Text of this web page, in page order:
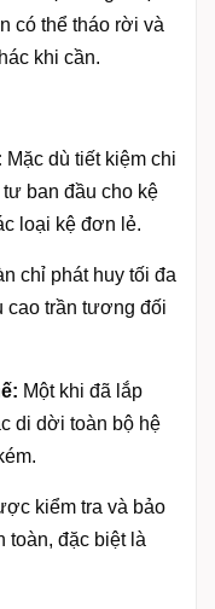
có thể tháo rời và
khi cần.
Mặc dù tiết kiệm chi
ban đầu cho kệ
loại kệ đơn lẻ.
chỉ phát huy tối đa
cao trần tương đối
Một khi đã lắp
di dời toàn bộ hệ
kiểm tra và bảo
toàn, đặc biệt là